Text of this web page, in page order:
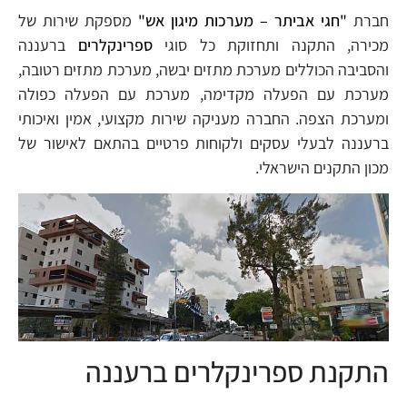
חברת "חגי אביתר – מערכות מיגון אש" מספקת שירות של
מכירה, התקנה ותחזוקת כל סוגיספרינקלרים ברעננה
והסביבה הכוללים מערכת מתזים יבשה, מערכת מתזים רטובה,
מערכת עם הפעלה מקדימה, מערכת עם הפעלה כפולה
ומערכת הצפה. החברה מעניקה שירות מקצועי, אמין ואיכותי
ברעננה לבעלי עסקים ולקוחות פרטיים בהתאם לאישור של
מכון התקנים הישראלי.
התקנת ספרינקלרים ברעננה